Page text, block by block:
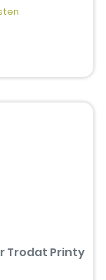
Trodat Printy